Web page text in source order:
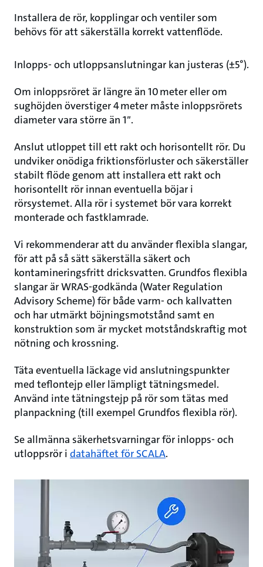
Installera de rör, kopplingar och ventiler som
behövs för att säkerställa korrekt vattenflöde.
Inlopps- och utloppsanslutningar kan justeras (±5°).
Om inloppsröret är längre än 10 meter eller om
sughöjden överstiger 4 meter måste inloppsrörets
diameter vara större än 1″.
Anslut utloppet till ett rakt och horisontellt rör. Du
undviker onödiga friktionsförluster och säkerställer
stabilt flöde genom att installera ett rakt och
horisontellt rör innan eventuella böjar i
rörsystemet. Alla rör i systemet bör vara korrekt
monterade och fastklamrade.
Vi rekommenderar att du använder flexibla slangar,
för att på så sätt säkerställa säkert och
kontamineringsfritt dricksvatten. Grundfos flexibla
slangar är WRAS-godkända (Water Regulation
Advisory Scheme) för både varm- och kallvatten
och har utmärkt böjningsmotstånd samt en
konstruktion som är mycket motståndskraftig mot
nötning och krossning.
Täta eventuella läckage vid anslutningspunkter
med teflontejp eller lämpligt tätningsmedel.
Använd inte tätningstejp på rör som tätas med
planpackning (till exempel Grundfos flexibla rör).
Se allmänna säkerhetsvarningar för inlopps- och
utloppsrör i datahäftet för SCALA.